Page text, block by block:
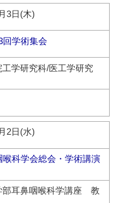
3日(木)
回学術集会
学研究科/医工学研究
2日(水)
科学会総会・学術講演
耳鼻咽喉科学講座 教